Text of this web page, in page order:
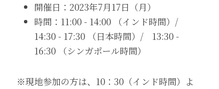
開催日：2023年7月17日（月）
時間：11:00 - 14:00 （インド時間）/
14:30 - 17:30 （日本時間）/　13:30 -
16:30 （シンガポール時間）
※現地参加の方は、10：30（インド時間）よ